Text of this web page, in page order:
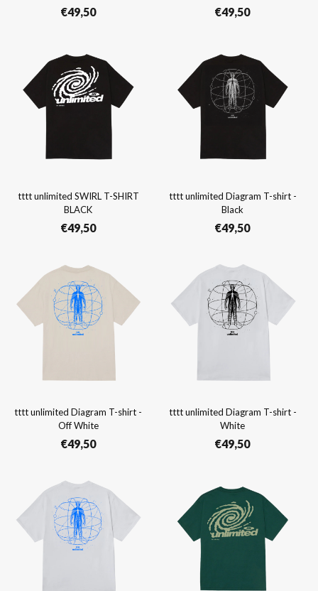
€49,50 €49,50
tttt unlimited SWIRL T-SHIRT
BLACK
€49,50
tttt unlimited Diagram T-shirt -
Black
€49,50
tttt unlimited Diagram T-shirt -
Off White
€49,50
tttt unlimited Diagram T-shirt -
White
€49,50